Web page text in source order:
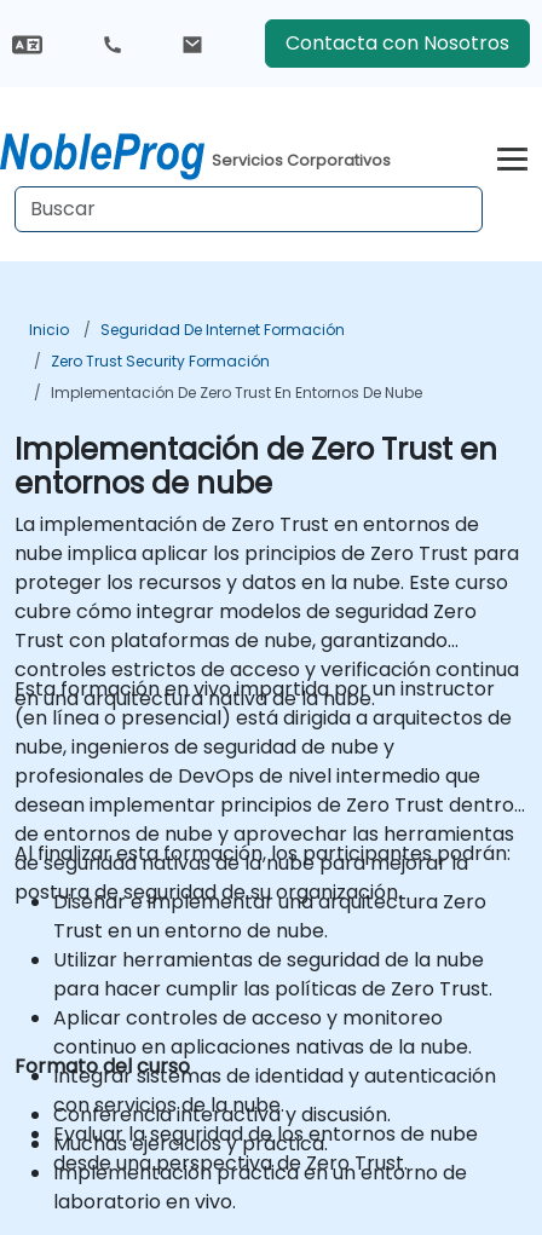
Contacta con Nosotros
Servicios Corporativos
Inicio
Seguridad De Internet Formación
Zero Trust Security Formación
Implementación De Zero Trust En Entornos De Nube
Implementación de Zero Trust en
entornos de nube
La implementación de Zero Trust en entornos de
nube implica aplicar los principios de Zero Trust para
proteger los recursos y datos en la nube. Este curso
cubre cómo integrar modelos de seguridad Zero
Trust con plataformas de nube, garantizando
controles estrictos de acceso y verificación continua
en una arquitectura nativa de la nube.
Esta formación en vivo impartida por un instructor
(en línea o presencial) está dirigida a arquitectos de
nube, ingenieros de seguridad de nube y
profesionales de DevOps de nivel intermedio que
desean implementar principios de Zero Trust dentro
de entornos de nube y aprovechar las herramientas
de seguridad nativas de la nube para mejorar la
postura de seguridad de su organización.
Al finalizar esta formación, los participantes podrán:
Diseñar e implementar una arquitectura Zero
Trust en un entorno de nube.
Utilizar herramientas de seguridad de la nube
para hacer cumplir las políticas de Zero Trust.
Aplicar controles de acceso y monitoreo
continuo en aplicaciones nativas de la nube.
Integrar sistemas de identidad y autenticación
con servicios de la nube.
Evaluar la seguridad de los entornos de nube
desde una perspectiva de Zero Trust.
Formato del curso
Conferencia interactiva y discusión.
Muchas ejercicios y práctica.
Implementación práctica en un entorno de
laboratorio en vivo.